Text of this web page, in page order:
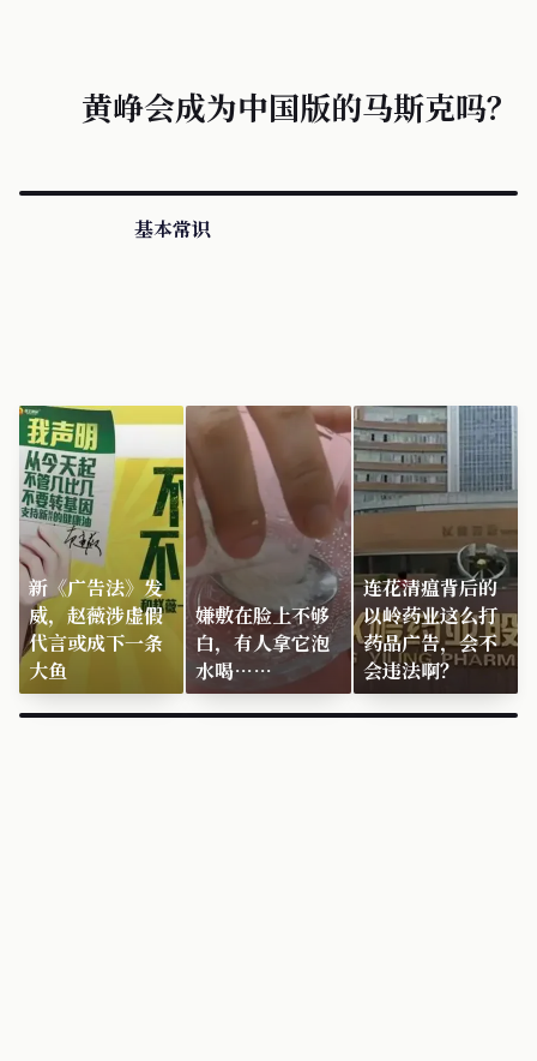
黄峥会成为中国版的马斯克吗？
基本常识
新《广告法》发
威，赵薇涉虚假
代言或成下一条
大鱼
嫌敷在脸上不够
白，有人拿它泡
水喝……
连花清瘟背后的
以岭药业这么打
药品广告，会不
会违法啊？